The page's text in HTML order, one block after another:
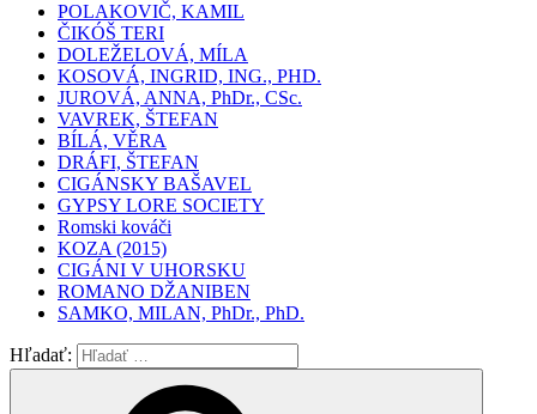
POLAKOVIČ, KAMIL
ČIKÓŠ TERI
DOLEŽELOVÁ, MÍLA
KOSOVÁ, INGRID, ING., PHD.
JUROVÁ, ANNA, PhDr., CSc.
VAVREK, ŠTEFAN
BÍLÁ, VĚRA
DRÁFI, ŠTEFAN
CIGÁNSKY BAŠAVEL
GYPSY LORE SOCIETY
Romski kováči
KOZA (2015)
CIGÁNI V UHORSKU
ROMANO DŽANIBEN
SAMKO, MILAN, PhDr., PhD.
Hľadať: